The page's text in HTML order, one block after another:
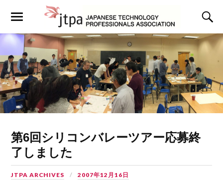
第6回シリコンバレーツアー応募終
了しました
JTPA ARCHIVES 2007年12月16日